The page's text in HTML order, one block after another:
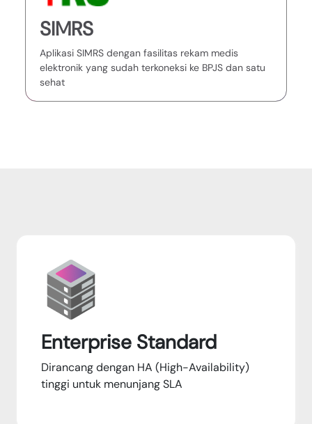
SIMRS
Aplikasi SIMRS dengan fasilitas rekam medis
elektronik yang sudah terkoneksi ke BPJS dan satu
sehat
Enterprise Standard
Dirancang dengan HA (High-Availability)
tinggi untuk menunjang SLA